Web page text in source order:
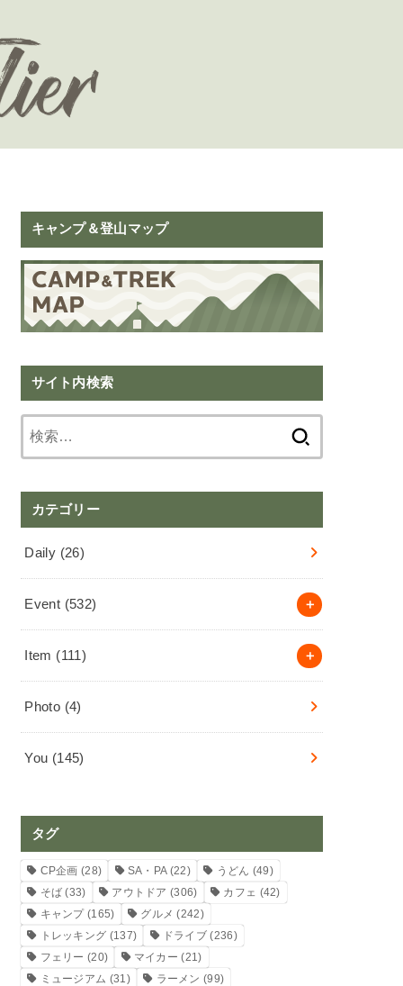
キャンプ＆登山マップ
サイト内検索
カテゴリー
Daily (26)
Event (532)
Item (111)
Photo (4)
You (145)
タグ
CP企画 (28) SA・PA(22) うどん (49)
そば (33) アウトドア (306) カフェ (42)
キャンプ(165) グルメ (242)
トレッキング (137) ドライブ (236)
フェリー (20) マイカー (21)
ミュージアム (31) ラーメン (99)